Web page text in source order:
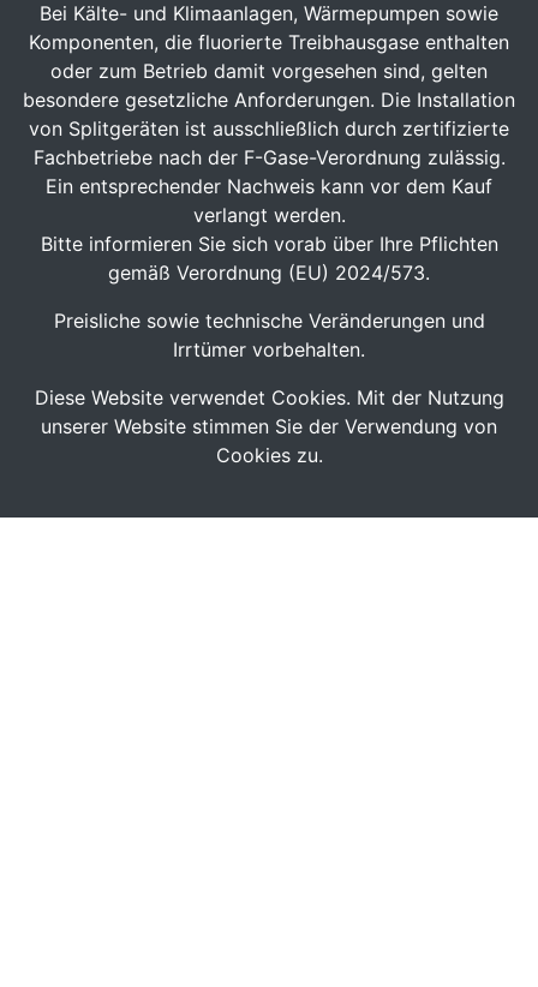
Bei Kälte- und Klimaanlagen, Wärmepumpen sowie
Komponenten, die fluorierte Treibhausgase enthalten
oder zum Betrieb damit vorgesehen sind, gelten
besondere gesetzliche Anforderungen. Die Installation
von Splitgeräten ist ausschließlich durch zertifizierte
Fachbetriebe nach der F-Gase-Verordnung zulässig.
Ein entsprechender Nachweis kann vor dem Kauf
verlangt werden.
Bitte informieren Sie sich vorab über Ihre Pflichten
gemäß Verordnung (EU) 2024/573.
Preisliche sowie technische Veränderungen und
Irrtümer vorbehalten.
Diese Website verwendet Cookies. Mit der Nutzung
unserer Website stimmen Sie der Verwendung von
Cookies zu.